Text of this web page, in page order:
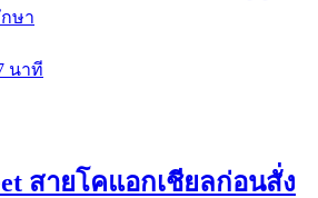
ษา
นาที
สายโคแอกเชียลก่อนสั่ง